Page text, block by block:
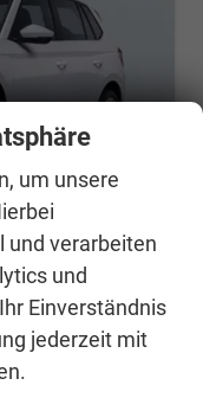
6-Gang
um unsere
und verarbeiten
und
Einverständnis
jederzeit mit